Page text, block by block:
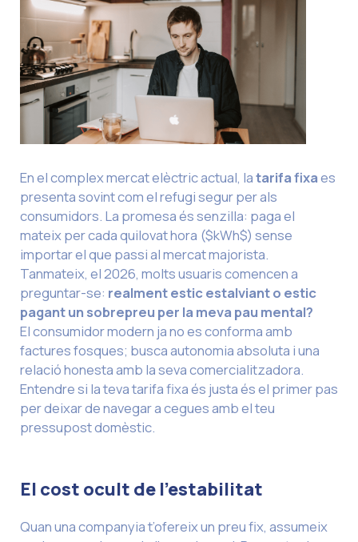
En el complex mercat elèctric actual, latarifa fixaes
presenta sovint com el refugi segur per als
consumidors. La promesa és senzilla: paga el
mateix per cada quilovat hora ($kWh$) sense
importar el que passi al mercat majorista.
Tanmateix, el 2026, molts usuaris comencen a
preguntar-se: realment estic estalviant o estic
pagant un sobrepreu per la meva pau mental?
El consumidor modern ja no es conforma amb
factures fosques; busca autonomia absoluta i una
relació honesta amb la seva comercialitzadora.
Entendre si la teva tarifa fixa és justa és el primer pas
per deixar de navegar a cegues amb el teu
pressupost domèstic.
El cost ocult de l’estabilitat
Quan una companyia t’ofereix un preu fix, assumeix